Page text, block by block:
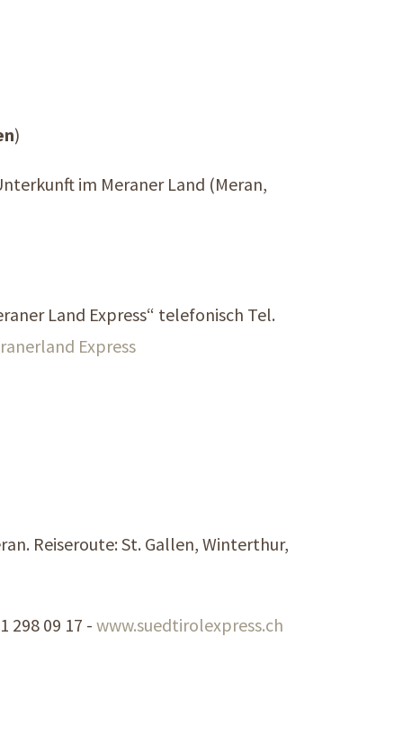
)
im Meraner Land (Meran,
Land Express“ telefonisch Tel.
Express
Reiseroute: St. Gallen, Winterthur,
298 09 17 - www.suedtirolexpress.ch